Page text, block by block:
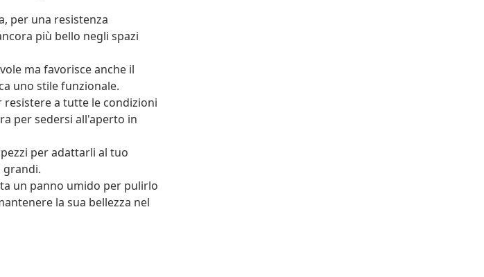
per una resistenza
più bello negli spazi
ma favorisce anche il
uno stile funzionale.
resistere a tutte le condizioni
per sedersi all'aperto in
per adattarli al tuo
grandi.
un panno umido per pulirlo
la sua bellezza nel